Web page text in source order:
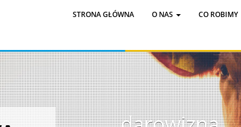
STRONA GŁÓWNA O NAS CO ROBIMY